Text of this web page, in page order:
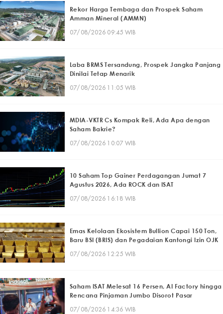
Rekor Harga Tembaga dan Prospek Saham
Amman Mineral (AMMN)
07/08/2026 09:45 WIB
Laba BRMS Tersandung, Prospek Jangka Panjang
Dinilai Tetap Menarik
07/08/2026 11:05 WIB
MDIA-VKTR Cs Kompak Reli, Ada Apa dengan
Saham Bakrie?
07/08/2026 10:07 WIB
10 Saham Top Gainer Perdagangan Jumat 7
Agustus 2026, Ada ROCK dan ISAT
07/08/2026 16:18 WIB
Emas Kelolaan Ekosistem Bullion Capai 150 Ton,
Baru BSI (BRIS) dan Pegadaian Kantongi Izin OJK
07/08/2026 12:25 WIB
Saham ISAT Melesat 16 Persen, AI Factory hingga
Rencana Pinjaman Jumbo Disorot Pasar
07/08/2026 14:36 WIB